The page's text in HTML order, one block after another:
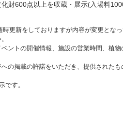
財600点以上を収蔵・展示(入場料
更新をしておりますが内容が変更とな
ントの開催情報、施設の営業時間、植
の掲載の許諾をいただき、提供された
です。